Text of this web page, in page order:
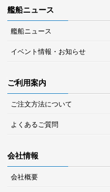
艦船ニュース
艦船ニュース
イベント情報・お知らせ
ご利用案内
ご注文方法について
よくあるご質問
会社情報
会社概要